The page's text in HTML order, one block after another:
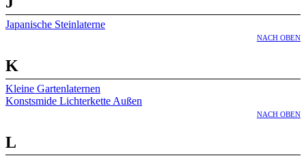
Japanische Steinlaterne
NACH OBEN
K
Kleine Gartenlaternen
Konstsmide Lichterkette Außen
NACH OBEN
L